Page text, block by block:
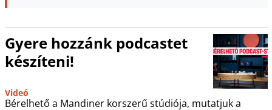
Gyere hozzánk podcastet
készíteni!
Videó
Bérelhető a Mandiner korszerű stúdiója, mutatjuk a